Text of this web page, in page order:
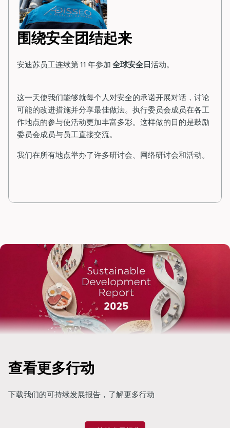
围绕安全团结起来
安迪苏员工连续第 11 年参加全球安全日活动。
这一天使我们能够就每个人对安全的承诺开展对话，讨论
可能的改进措施并分享最佳做法。执行委员会成员在各工
作地点的参与使活动更加丰富多彩。这样做的目的是鼓励
委员会成员与员工直接交流。
我们在所有地点举办了许多研讨会、网络研讨会和活动。
查看更多行动
下载我们的可持续发展报告，了解更多行动